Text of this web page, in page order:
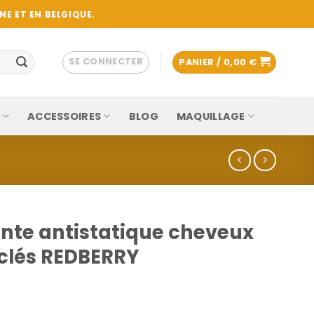
ET EN BELGIQUE.
SE CONNECTER PANIER / 0,00 €
ACCESSOIRES BLOG MAQUILLAGE
antistatique cheveux
REDBERRY